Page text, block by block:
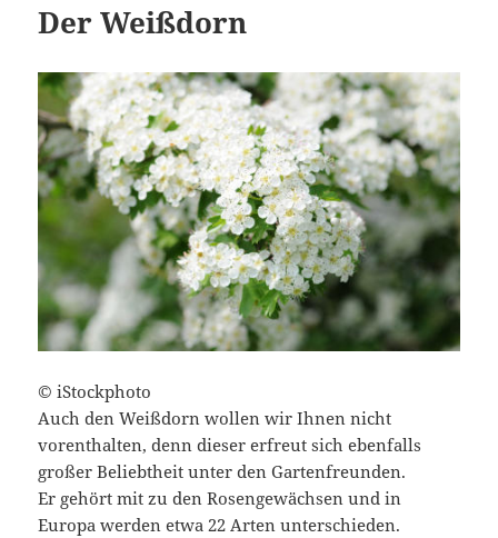
Der Weißdorn
© iStockphoto
Auch den Weißdorn wollen wir Ihnen nicht
vorenthalten, denn dieser erfreut sich ebenfalls
großer Beliebtheit unter den Gartenfreunden.
Er gehört mit zu den Rosengewächsen und in
Europa werden etwa 22 Arten unterschieden.